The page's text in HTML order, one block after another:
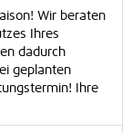
Wir beraten
Ihres
dadurch
geplanten
Ihre